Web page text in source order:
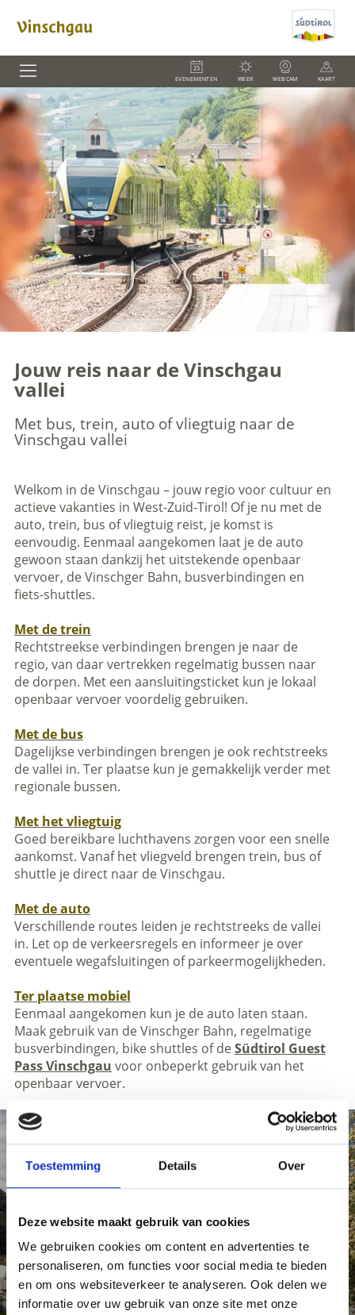
Toestemming Details Over
Deze website maakt gebruik van cookies
We gebruiken cookies om content en advertenties te
personaliseren, om functies voor social media te bieden
en om ons websiteverkeer te analyseren. Ook delen we
informatie over uw gebruik van onze site met onze
EVENEMENTEN WEER WEBCAM KAART
Jouw reis naar de Vinschgau
vallei
Met bus, trein, auto of vliegtuig naar de
Vinschgau vallei
Welkom in de Vinschgau – jouw regio voor cultuur en
actieve vakanties in West-Zuid-Tirol! Of je nu met de
auto, trein, bus of vliegtuig reist, je komst is
eenvoudig. Eenmaal aangekomen laat je de auto
gewoon staan dankzij het uitstekende openbaar
vervoer, de Vinschger Bahn, busverbindingen en
fiets-shuttles.
Met de trein
Rechtstreekse verbindingen brengen je naar de
regio, van daar vertrekken regelmatig bussen naar
de dorpen. Met een aansluitingsticket kun je lokaal
openbaar vervoer voordelig gebruiken.
Met de bus
Dagelijkse verbindingen brengen je ook rechtstreeks
de vallei in. Ter plaatse kun je gemakkelijk verder met
regionale bussen.
Met het vliegtuig
Goed bereikbare luchthavens zorgen voor een snelle
aankomst. Vanaf het vliegveld brengen trein, bus of
shuttle je direct naar de Vinschgau.
Met de auto
Verschillende routes leiden je rechtstreeks de vallei
in. Let op de verkeersregels en informeer je over
eventuele wegafsluitingen of parkeermogelijkheden.
Ter plaatse mobiel
Eenmaal aangekomen kun je de auto laten staan.
Maak gebruik van de Vinschger Bahn, regelmatige
busverbindingen, bike shuttles of deSüdtirol Guest
Pass Vinschgau voor onbeperkt gebruik van het
openbaar vervoer.
Meer weten